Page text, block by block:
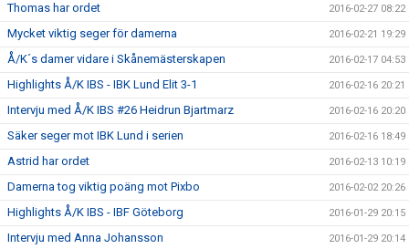
Thomas har ordet 2016-02-27 08:22
Mycket viktig seger för damerna 2016-02-21 19:29
Å/K´s damer vidare i Skånemästerskapen 2016-02-17 04:53
Highlights Å/K IBS - IBK Lund Elit 3-1 2016-02-16 20:21
Intervju med Å/K IBS #26 Heidrun Bjartmarz 2016-02-16 20:20
Säker seger mot IBK Lund i serien 2016-02-16 18:49
Astrid har ordet 2016-02-13 10:19
Damerna tog viktig poäng mot Pixbo 2016-02-02 20:26
Highlights Å/K IBS - IBF Göteborg 2016-01-29 20:15
Intervju med Anna Johansson 2016-01-29 20:14